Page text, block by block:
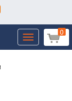
0
Toggle
navigation